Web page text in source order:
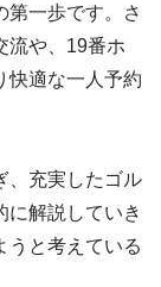
第一歩です。さ
流や、19番ホ
快適な一人予約
、充実したゴル
に解説していき
うと考えている